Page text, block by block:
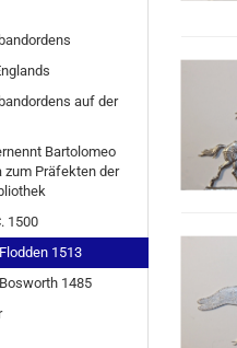
auf der
Bartolomeo
zum Präfekten der
1500
1513
1485